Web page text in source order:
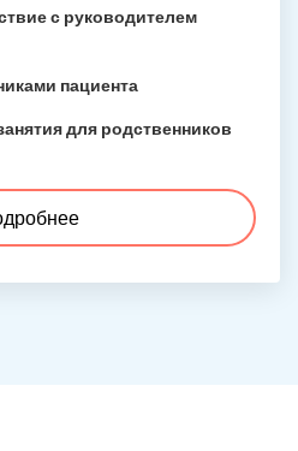
с руководителем
пациента
для родственников